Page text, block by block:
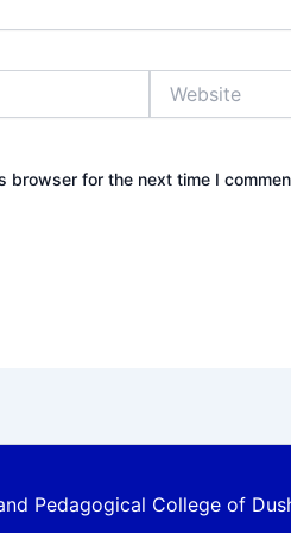
browser for the next time I
Pedagogical College of